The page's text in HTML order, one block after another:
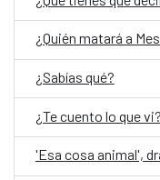
¿Sabías qué?
¿Te cuento lo que vi?